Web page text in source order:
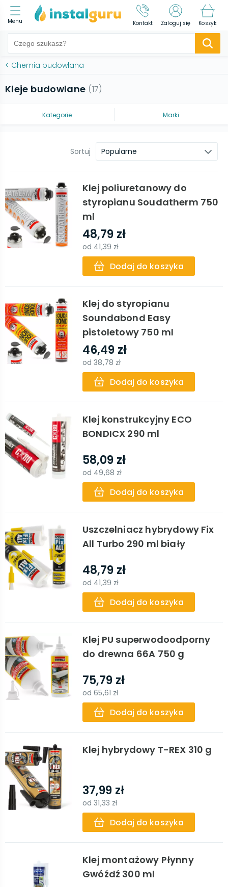
Menu Kontakt Zaloguj się Koszyk
< Chemia budowlana
Kleje budowlane (17)
Kategorie Marki
Sortuj Popularne
Klej poliuretanowy do
styropianu Soudatherm 750
ml
48,79 zł
od 41,39 zł
Dodaj do koszyka
Klej do styropianu
Soundabond Easy
pistoletowy 750 ml
46,49 zł
od38,78 zł
Dodaj do koszyka
Klej konstrukcyjny ECO
BONDICX 290 ml
58,09 zł
od 49,68 zł
Dodaj do koszyka
Uszczelniacz hybrydowy Fix
All Turbo 290 ml biały
48,79 zł
od 41,39 zł
Dodaj do koszyka
Klej PU superwodoodporny
do drewna 66A 750 g
75,79 zł
od65,61 zł
Dodaj do koszyka
Klej hybrydowy T-REX 310 g
37,99 zł
od31,33 zł
Dodaj do koszyka
Klej montażowy Płynny
Gwóźdź 300 ml